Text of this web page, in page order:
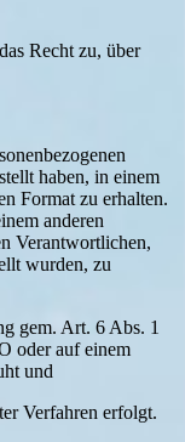
Recht zu, über
haben, in einem
Format zu erhalten.
anderen
Verantwortlichen,
wurden, zu
Art. 6 Abs. 1
oder auf einem
und
Verfahren erfolgt.